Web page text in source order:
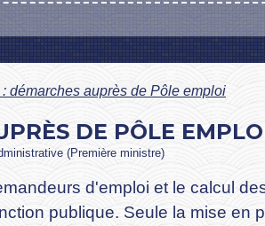
démarches auprès de Pôle emploi
DE PÔLE
(Première ministre)
d'emploi et le calcul
publique. Seule la mise en